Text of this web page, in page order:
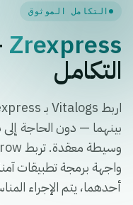
التكامل الموثوق
Zrexpress
التكامل
بينهما — دون الحاجة
واجهة برمجة تطبيقات
أحدهما، يتم الإجراء